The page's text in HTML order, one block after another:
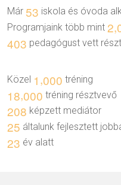
Már 53 iskola és óvoda
Programjaink több mint 2,
403 pedagógust vett
Közel 1,000 tréning
18,000 tréning résztvevő
208 képzett mediátor
25 általunk fejlesztett
23 év alatt